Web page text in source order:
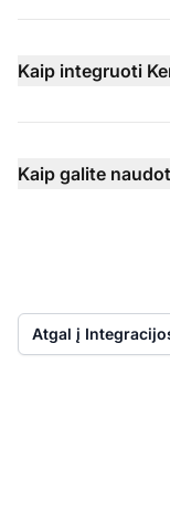
Kaip integruoti
Kaip galite
Atgal į